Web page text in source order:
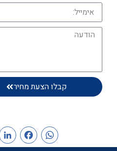
קבלו הצעת מחיר
WhatsApp